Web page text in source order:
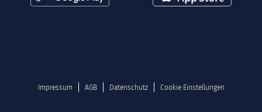
Impressum AGB Datenschutz Cookie Einstellungen